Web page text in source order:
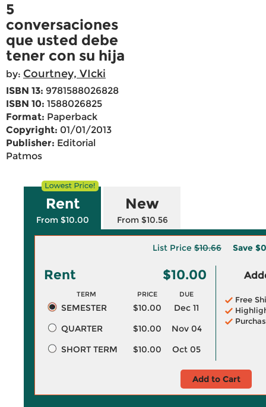
5
conversaciones
que usted debe
tener con su hija
by: Courtney, VIcki
ISBN 13: 9781588026828
ISBN 10: 1588026825
Format: Paperback
Copyright: 01/01/2013
Publisher: Editorial
Patmos
Rent
From $10.00
New
From $10.56
List Price $10.66 Save
Rent $10.00
TERM PRICE DUE
SEMESTER $10.00
Dec 11
QUARTER
$10.00
Nov 04
SHORT TERM
$10.00 Oct 05
Free
Add to Cart